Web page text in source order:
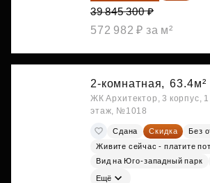
39 845 300 ₽
572 982 ₽ за м²
2-комнатная, 63.4м²
ЖК Архитектор, 3 корпус, 1
этаж, №1018
Сдана Скидка
Без
Живите сейчас - платите
Вид на Юго-западный парк
Ещё